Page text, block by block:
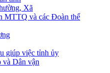
Xã
MTTQ và các Đoàn thể
giúp việc tỉnh ủy
và Dân vận